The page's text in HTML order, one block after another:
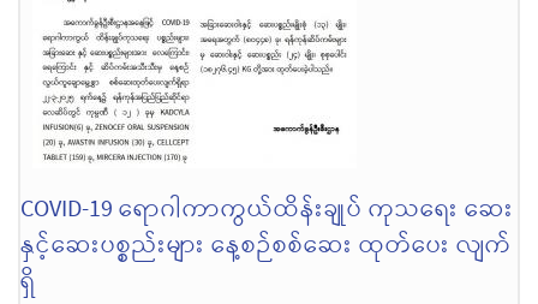
COVID-19 ရောဂါကာကွယ်ထိန်းချုပ် ကုသရေး ဆေး
နှင့်ဆေးပစ္စည်းများ နေ့စဉ်စစ်ဆေး ထုတ်ပေး လျက်
ရှိ